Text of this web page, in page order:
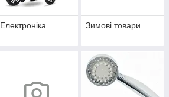
Електроніка Зимові товари